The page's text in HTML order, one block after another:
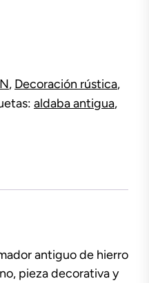
, Decoración rústica,
aldaba antigua,
antiguo de hierro
pieza decorativa y